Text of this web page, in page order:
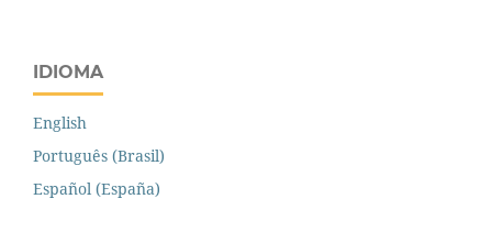
IDIOMA
English
Português (Brasil)
Español (España)